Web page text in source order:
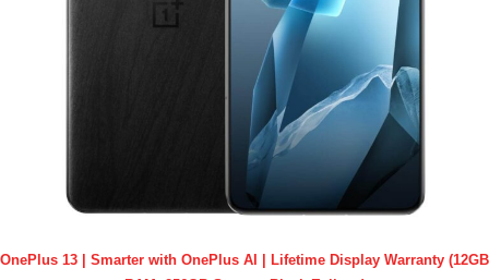
OnePlus 13 | Smarter with OnePlus AI | Lifetime Display Warranty (12GB